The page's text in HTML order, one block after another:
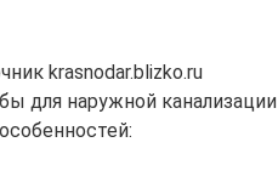
krasnodar.blizko.ru
для наружной канализации